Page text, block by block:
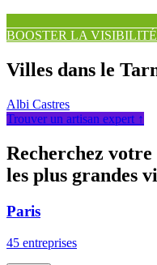
BOOSTER LA
Villes dans le
Albi Castres
Trouver un artisan expert ↑
Recherchez
les plus grandes
Paris
45 entreprises